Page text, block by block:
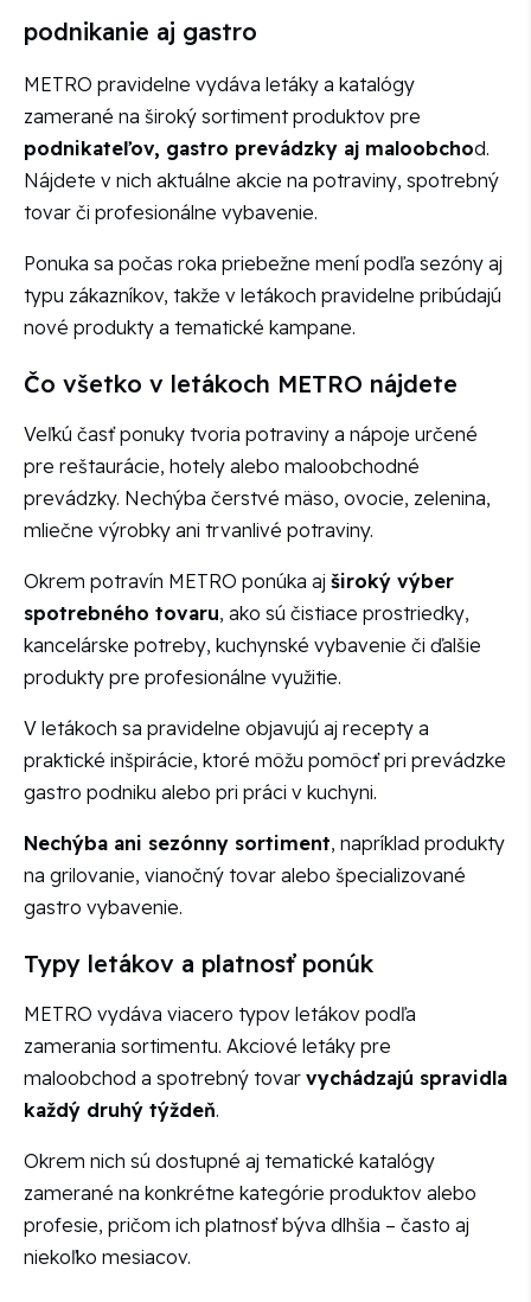
podnikanie aj gastro
METRO pravidelne vydáva letáky a katalógy
zamerané na široký sortiment produktov pre
podnikateľov, gastro prevádzky aj maloobchod.
Nájdete v nich aktuálne akcie na potraviny, spotrebný
tovar či profesionálne vybavenie.
Ponuka sa počas roka priebežne mení podľa sezóny aj
typu zákazníkov, takže v letákoch pravidelne pribúdajú
nové produkty a tematické kampane.
Čo všetko v letákoch METRO nájdete
Veľkú časť ponuky tvoria potraviny a nápoje určené
pre reštaurácie, hotely alebo maloobchodné
prevádzky. Nechýba čerstvé mäso, ovocie, zelenina,
mliečne výrobky ani trvanlivé potraviny.
Okrem potravín METRO ponúka aj široký výber
spotrebného tovaru, ako sú čistiace prostriedky,
kancelárske potreby, kuchynské vybavenie či ďalšie
produkty pre profesionálne využitie.
V letákoch sa pravidelne objavujú aj recepty a
praktické inšpirácie, ktoré môžu pomôcť pri prevádzke
gastro podniku alebo pri práci v kuchyni.
Nechýba ani sezónny sortiment, napríklad produkty
na grilovanie, vianočný tovar alebo špecializované
gastro vybavenie.
Typy letákov a platnosť ponúk
METRO vydáva viacero typov letákov podľa
zamerania sortimentu. Akciové letáky pre
maloobchod a spotrebný tovar vychádzajú spravidla
každý druhý týždeň.
Okrem nich sú dostupné aj tematické katalógy
zamerané na konkrétne kategórie produktov alebo
profesie, pričom ich platnosť býva dlhšia – často aj
niekoľko mesiacov.